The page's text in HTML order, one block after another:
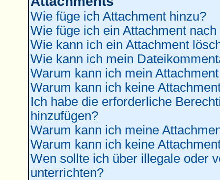
Wie füge ich Attachment hinzu?
Wie füge ich ein Attachment
Wie kann ich ein Attachment
Wie kann ich mein
Warum kann ich mein
Warum kann ich keine
Ich habe die erforderliche
hinzufügen?
Warum kann ich meine
Warum kann ich keine
Wen sollte ich über illegale oder
unterrichten?